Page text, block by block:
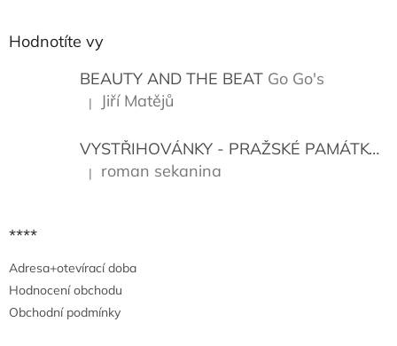
Hodnotíte vy
BEAUTY AND THE BEAT Go Go's
Hodnocení produktu je 5 z 5 hvězdiček.
| Jiří Matějů
VYSTŘIHOVÁNKY - PRAŽSKÉ PAMÁTKY
Hodnocení produktu je 5 z 5 hvězdiček.
| roman sekanina
****
Adresa+otevírací doba
Hodnocení obchodu
Obchodní podmínky